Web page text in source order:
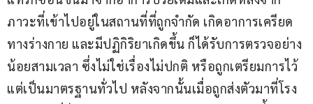
ภาวะที่เข้าไปอยู่ในสถานที่ที่ถูกจำกัด เกิดอาการเครียด
ทางร่างกาย และมีปฏิกิริยาเกิดขึ้น ก็ได้รับการตรวจอย่าง
น้อยสามเวลา ซึ่งไม่ใช่เรื่องไม่ปกติ หรือถูกเตรียมการไว้
แต่เป็นมาตรฐานทั่วไป หลังจากนั้นเมื่อถูกส่งตัวมาที่โรง